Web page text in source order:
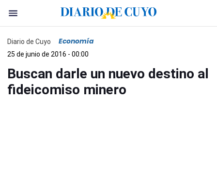
Diario de Cuyo Economía
25 de junio de 2016 - 00:00
Buscan darle un nuevo destino al
fideicomiso minero